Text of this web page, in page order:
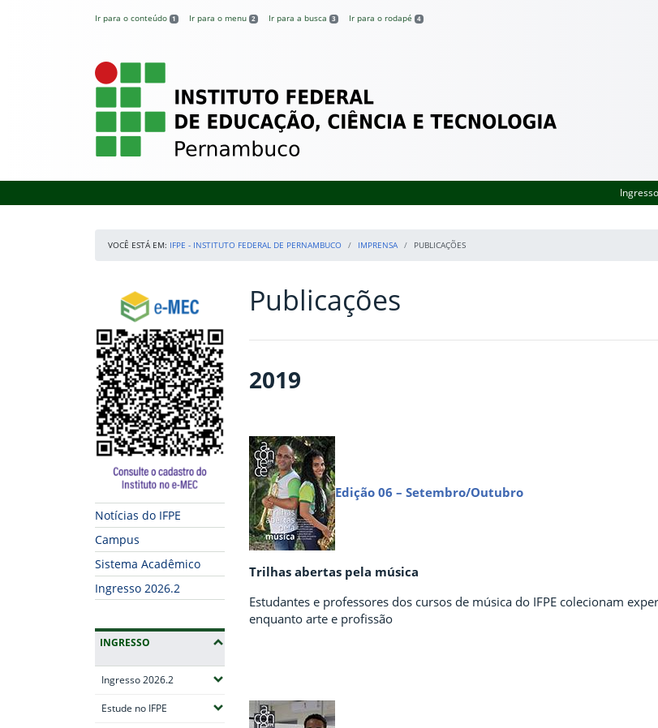
Ir para o conteúdo 1 Ir para o menu 2 Ir para a busca 3 Ir para o rodapé 4
IFPE – Instituto Federal de
VOCÊ ESTÁ EM: IFPE - INSTITUTO FEDERAL DE PERNAMBUCO IMPRENSA PUBLICAÇÕES
Início da navegação
Consulte o cadastro do Instituto no e-MEC
Notícias do IFPE
Campus
Sistema Acadêmico
Ingresso 2026.2
INGRESSO
Ingresso 2026.2 (Expandir submenus)
Estude no IFPE (Expandir submenus)
Início do conteúdo
Publicações
2019
Edição 06 – Setembro/Outubro
Trilhas abertas pela música
Estudantes e professores dos cursos de música do IFPE colecionam
enquanto arte e profissão